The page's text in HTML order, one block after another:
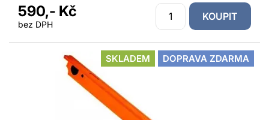
590,- Kč
bez DPH
KOUPIT
SKLADEM DOPRAVA ZDARMA